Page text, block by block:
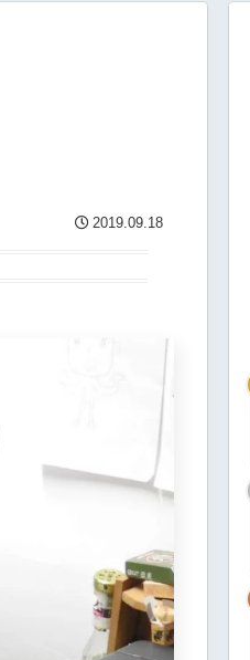
2019.09.18